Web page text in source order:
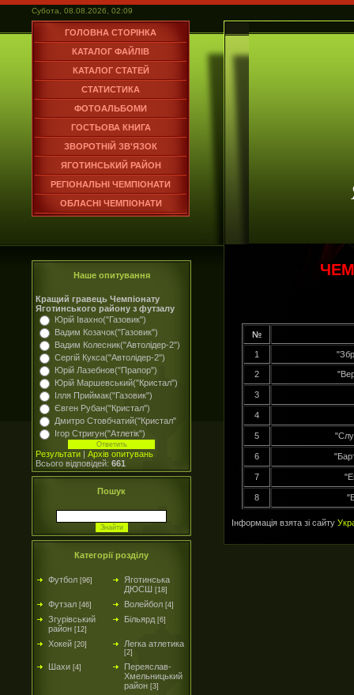
Субота, 08.08.2026, 02:09
ГОЛОВНА СТОРІНКА
КАТАЛОГ ФАЙЛІВ
КАТАЛОГ СТАТЕЙ
СТАТИСТИКА
ФОТОАЛЬБОМИ
ГОСТЬОВА КНИГА
ЗВОРОТНІЙ ЗВ'ЯЗОК
ЯГОТИНСЬКИЙ РАЙОН
РЕГІОНАЛЬНІ ЧЕМПІОНАТИ
ОБЛАСНІ ЧЕМПІОНАТИ
Наше опитування
Кращий гравець Чемпіонату
Яготинського району з футзалу
Юрій Івахно("Газовик")
Вадим Козачок("Газовик")
Вадим Колесник("Автолідер-2")
Сергій Кукса("Автолідер-2")
Юрій Лазебнов("Прапор")
Юрій Маршевський("Кристал")
Ілля Приймак("Газовик")
Євген Рубан("Кристал")
Дмитро Стовбчатий("Кристал"
Ігор Стригун("Атлетік")
Результати | Архів опитувань
Всього відповідей: 661
Пошук
Категорії розділу
Футбол [96]
Яготинська
ДЮСШ [18]
Футзал [46] Волейбол [4]
Згурівський
район [12]
Більярд [6]
Хокей [20] Легка атлетика
[2]
Шахи [4]
Переяслав-
Хмельницький
район [3]
№
1
2
3
4
5
6
7
8
Інформація взята зі сайту